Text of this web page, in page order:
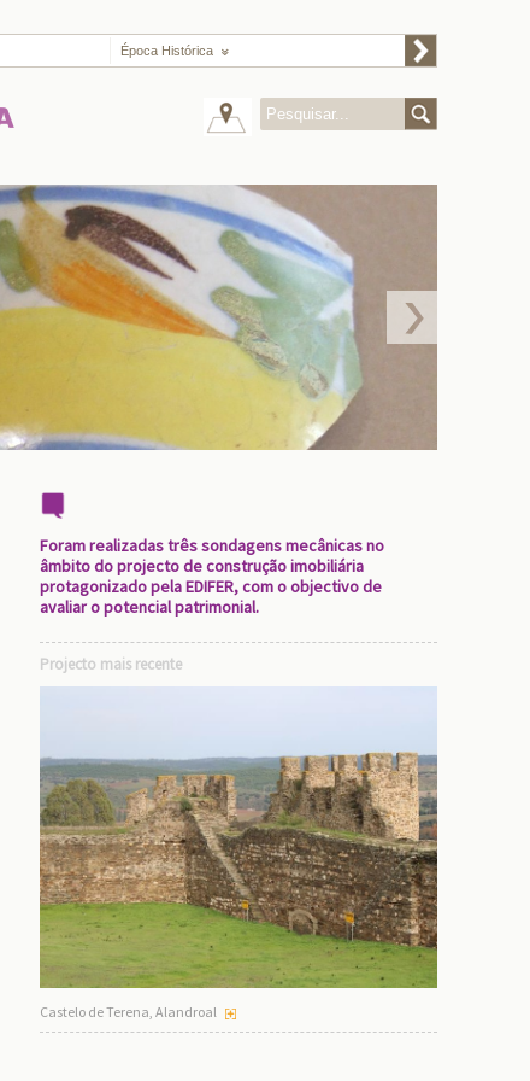
Época Histórica
Foram realizadas três sondagens mecânicas no
âmbito do projecto de construção imobiliária
protagonizado pela EDIFER, com o objectivo de
avaliar o potencial patrimonial.
Projecto mais recente
Castelo de Terena, Alandroal